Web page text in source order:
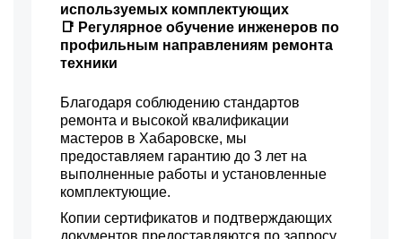
используемых комплектующих
📑 Регулярное обучение инженеров по
профильным направлениям ремонта
техники
Благодаря соблюдению стандартов
ремонта и высокой квалификации
мастеров в Хабаровске, мы
предоставляем гарантию до 3 лет на
выполненные работы и установленные
комплектующие.
Копии сертификатов и подтверждающих